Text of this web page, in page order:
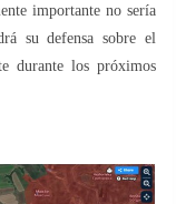
importante no sería
su defensa sobre el
durante los próximos